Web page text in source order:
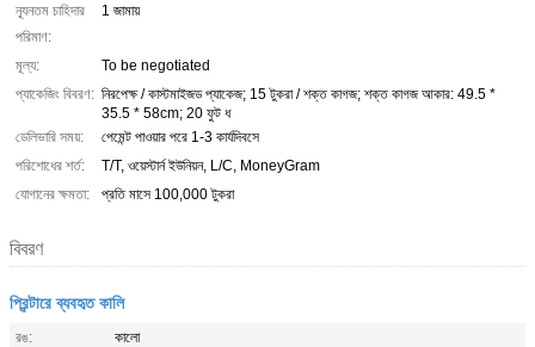
ন্যূনতম চাহিদার
পরিমাণ:
1 জামায়
মূল্য:
To be negotiated
প্যাকেজিং বিবরণ: নিরপেক্ষ / কাস্টমাইজড প্যাকেজ; 15 টুকরা / শক্ত কাগজ; শক্ত কাগজ আকার: 49.5 *
35.5 * 58cm; 20 ফুট ধ
ডেলিভারি সময়:
পেমেন্ট পাওয়ার পরে 1-3 কার্যদিবসে
পরিশোধের শর্ত:
T/T, ওয়েস্টার্ন ইউনিয়ন, L/C, MoneyGram
যোগানের ক্ষমতা:
প্রতি মাসে 100,000 টুকরা
বিবরণ
প্রিন্টারে ব্যবহৃত কালি
রঙ:
কালো